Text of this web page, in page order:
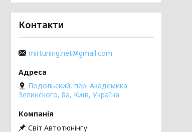
Контакти
mirtuning.net@gmail.com
Подольский, пер. Академика
Зелинского, 8а, Київ, Україна
Світ Автотюнінгу